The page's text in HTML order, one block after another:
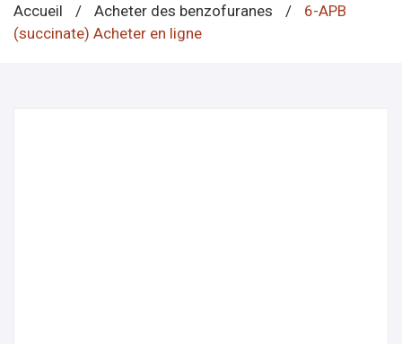
Accueil / Acheter des benzofuranes /
6-APB
(succinate) Acheter en ligne